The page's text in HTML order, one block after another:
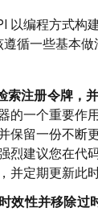
以编程方式构
循一些基本
索注册令牌，
的一个重要作
保留一份不断
烈建议您在代
并定期更新此时
效性并移除过